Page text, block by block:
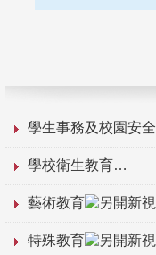
學生事務及校園安全
學校衛生教育
藝術教育
特殊教育